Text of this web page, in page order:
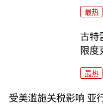
最热
古特
限度
最热
受美滥施关税影响 亚